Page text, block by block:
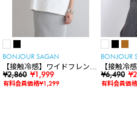
BONJOUR SAGAN
【接触冷感】ワイドフレンチ
スリーブTシャツ
¥2,860 ¥1,999
有料会員価格¥1,299
BONJOUR
【接触冷
ャーリン
ス
¥6,490
有料会員価